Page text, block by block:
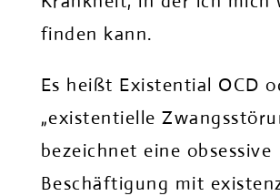
finden kann.
Es heißt Existential OCD
„existentielle
bezeichnet eine obsessive
Beschäftigung mit